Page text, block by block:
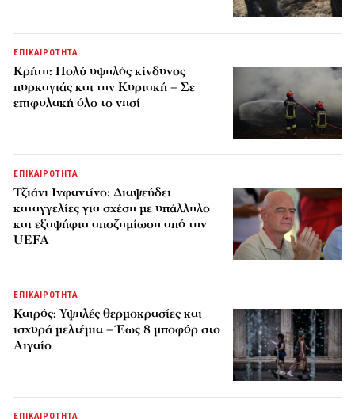
ΕΠΙΚΑΙΡΟΤΗΤΑ
Κρήτη: Πολύ υψηλός κίνδυνος
πυρκαγιάς και την Κυριακή – Σε
επιφυλακή όλο το νησί
ΕΠΙΚΑΙΡΟΤΗΤΑ
Τζιάνι Ινφαντίνο: Διαψεύδει
καταγγελίες για σχέση με υπάλληλο
και εξαψήφια αποζημίωση από την
UEFA
ΕΠΙΚΑΙΡΟΤΗΤΑ
Καιρός: Υψηλές θερμοκρασίες και
ισχυρά μελτέμια – Έως 8 μποφόρ στο
Αιγαίο
ΕΠΙΚΑΙΡΟΤΗΤΑ